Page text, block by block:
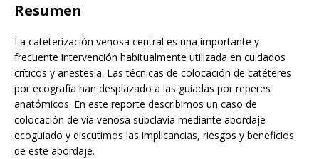
Resumen
La cateterización venosa central es una importante y
frecuente intervención habitualmente utilizada en cuidados
críticos y anestesia. Las técnicas de colocación de catéteres
por ecografía han desplazado a las guiadas por reperes
anatómicos. En este reporte describimos un caso de
colocación de vía venosa subclavia mediante abordaje
ecoguiado y discutimos las implicancias, riesgos y beneficios
de este abordaje.